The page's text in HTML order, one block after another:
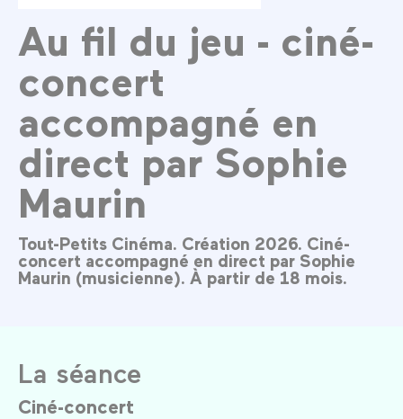
Au fil du jeu - ciné-
concert
accompagné en
direct par Sophie
Maurin
Tout-Petits Cinéma. Création 2026. Ciné-
concert accompagné en direct par Sophie
Maurin (musicienne). À partir de 18 mois.
La séance
Ciné-concert